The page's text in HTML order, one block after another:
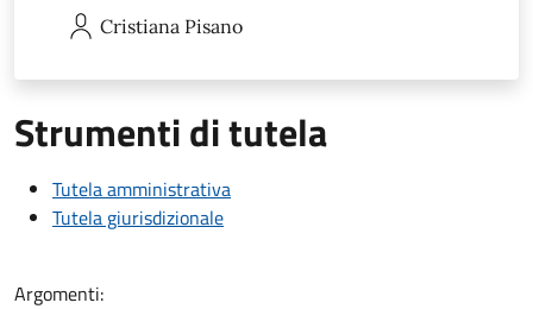
Cristiana Pisano
Strumenti di tutela
Tutela amministrativa
Tutela giurisdizionale
Argomenti: